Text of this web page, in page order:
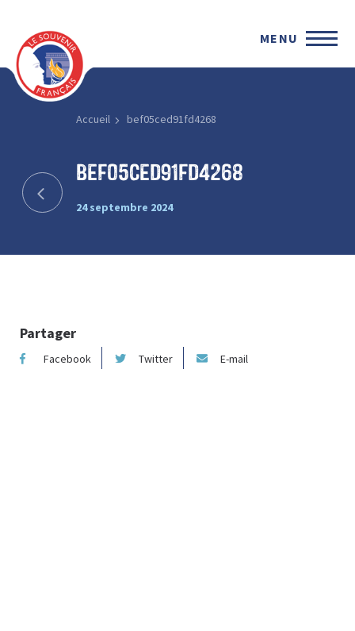
MENU
Accueil bef05ced91fd4268
bef05ced91fd4268
24 septembre 2024
Partager
Facebook Twitter E-mail